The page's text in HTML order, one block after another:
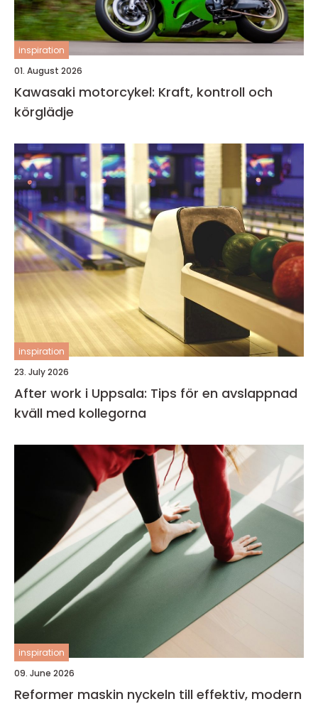
inspiration
01. August 2026
Kawasaki motorcykel: Kraft, kontroll och
körglädje
inspiration
23. July 2026
After work i Uppsala: Tips för en avslappnad
kväll med kollegorna
inspiration
09. June 2026
Reformer maskin nyckeln till effektiv, modern